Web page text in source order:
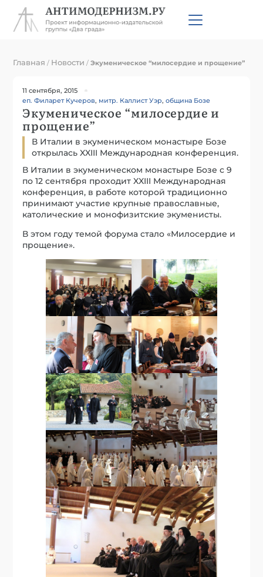
Главная / Новости /Экуменическое “милосердие и прощение”
11 сентября, 2015
еп. Филарет Кучеров, митр. Каллист Уэр,община Бозе
Экуменическое “милосердие и
прощение”
В Италии в экуменическом монастыре Бозе
открылась XXIII Международная конференция.
В Италии в экуменическом монастыре Бозе с 9
по 12 сентября проходит XXIII Международная
конференция, в работе которой традиционно
принимают участие крупные православные,
католические и монофизитские экуменисты.
В этом году темой форума стало «Милосердие и
прощение».